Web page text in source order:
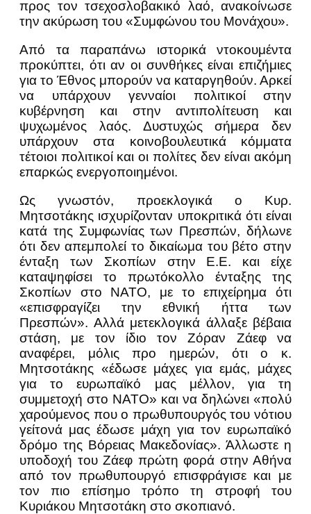
προς τον τσεχοσλοβακικό λαό, ανακοίνωσε
την ακύρωση του «Συμφώνου του Μονάχου».
Από τα παραπάνω ιστορικά ντοκουμέντα
προκύπτει, ότι αν οι συνθήκες είναι επιζήμιες
για το Έθνος μπορούν να καταργηθούν. Αρκεί
να υπάρχουν γενναίοι πολιτικοί στην
κυβέρνηση και στην αντιπολίτευση και
ψυχωμένος λαός. Δυστυχώς σήμερα δεν
υπάρχουν στα κοινοβουλευτικά κόμματα
τέτοιοι πολιτικοί και οι πολίτες δεν είναι ακόμη
επαρκώς ενεργοποιημένοι.
Ως γνωστόν, προεκλογικά ο Κυρ.
Μητσοτάκης ισχυρίζονταν υποκριτικά ότι είναι
κατά της Συμφωνίας των Πρεσπών, δήλωνε
ότι δεν απεμπολεί το δικαίωμα του βέτο στην
ένταξη των Σκοπίων στην Ε.Ε. και είχε
καταψηφίσει το πρωτόκολλο ένταξης της
Σκοπίων στο ΝΑΤΟ, με το επιχείρημα ότι
«επισφραγίζει την εθνική ήττα των
Πρεσπών». Αλλά μετεκλογικά άλλαξε βέβαια
στάση, με τον ίδιο τον Ζόραν Ζάεφ να
αναφέρει, μόλις προ ημερών, ότι ο κ.
Μητσοτάκης «έδωσε μάχες για εμάς, μάχες
για το ευρωπαϊκό μας μέλλον, για τη
συμμετοχή στο ΝΑΤΟ» και να δηλώνει «πολύ
χαρούμενος που ο πρωθυπουργός του νότιου
γείτονά μας έδωσε μάχη για τον ευρωπαϊκό
δρόμο της Βόρειας Μακεδονίας». Άλλωστε η
υποδοχή του Ζάεφ πρώτη φορά στην Αθήνα
από τον πρωθυπουργό επισφράγισε και με
τον πιο επίσημο τρόπο τη στροφή του
Κυριάκου Μητσοτάκη στο σκοπιανό.